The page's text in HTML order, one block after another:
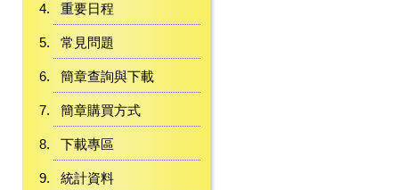
重要日程
常見問題
簡章查詢與下載
簡章購買方式
下載專區
統計資料